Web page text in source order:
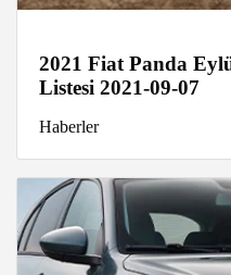
2021 Fiat Panda
Listesi 2021-09-07
Haberler